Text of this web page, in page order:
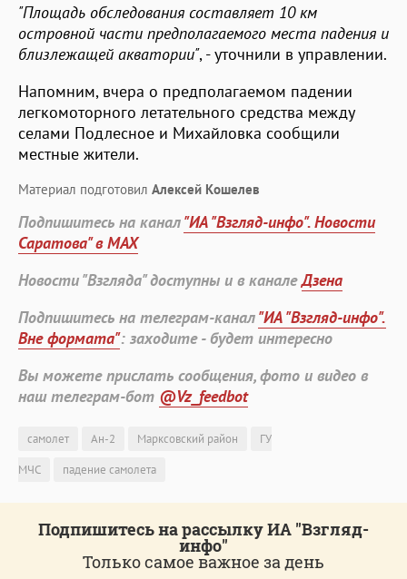
"Площадь обследования составляет 10 км
островной части предполагаемого места падения и
близлежащей акватории", - уточнили в управлении.
Напомним, вчера о предполагаемом падении
легкомоторного летательного средства между
селами Подлесное и Михайловка сообщили
местные жители.
Материал подготовил Алексей Кошелев
Подпишитесь на канал"ИА "Взгляд-инфо". Новости
Саратова" в MAX
Новости "Взгляда" доступны и в каналеДзена
Подпишитесь на телеграм-канал"ИА "Взгляд-инфо".
Вне формата": заходите - будет интересно
Вы можете прислать сообщения, фото и видео в
наш телеграм-бот @Vz_feedbot
самолет Ан-2 Марксовский район
ГУ
МЧС
падение самолета
Подпишитесь на рассылку ИА "Взгляд-
инфо"
Только самое важное за день